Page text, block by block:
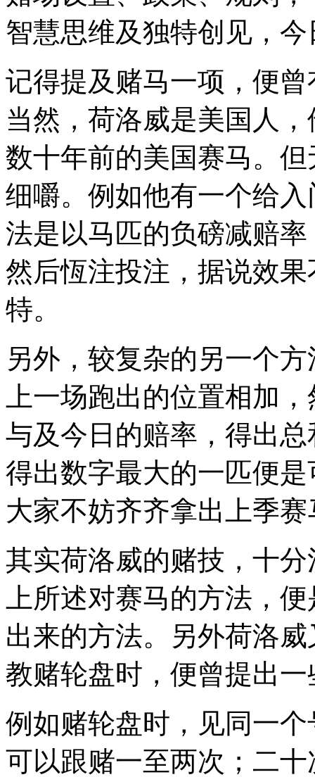
智慧思维及独特创见，
记得提及赌马一项，便
当然，荷洛威是美国人
数十年前的美国赛马。
细嚼。例如他有一个给
法是以马匹的负磅减赔
然后恆注投注，据说效
特。
另外，较复杂的另一个
上一场跑出的位置相加
与及今日的赔率，得出
得出数字最大的一匹便
大家不妨齐齐拿出上季
其实荷洛威的赌技，十
上所述对赛马的方法，
出来的方法。另外荷洛
教赌轮盘时，便曾提出
例如赌轮盘时，见同一
可以跟赌一至两次；二